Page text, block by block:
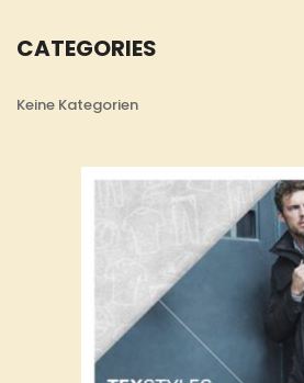
CATEGORIES
Keine Kategorien